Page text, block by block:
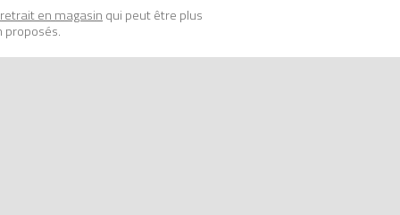
retrait en magasin qui peut être plus